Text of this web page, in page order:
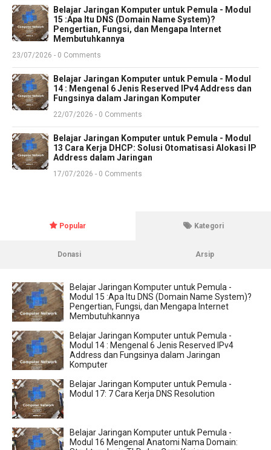
Belajar Jaringan Komputer untuk Pemula - Modul
15 :Apa Itu DNS (Domain Name System)?
Pengertian, Fungsi, dan Mengapa Internet
Membutuhkannya
23/07/2026 - 0 Comments
Belajar Jaringan Komputer untuk Pemula - Modul
14 : Mengenal 6 Jenis Reserved IPv4 Address dan
Fungsinya dalam Jaringan Komputer
22/07/2026 - 0 Comments
Belajar Jaringan Komputer untuk Pemula - Modul
13 Cara Kerja DHCP: Solusi Otomatisasi Alokasi IP
Address dalam Jaringan
17/07/2026 - 0 Comments
Popular Kategori
Donasi Arsip
Belajar Jaringan Komputer untuk Pemula -
Modul 15 :Apa Itu DNS (Domain Name System)?
Pengertian, Fungsi, dan Mengapa Internet
Membutuhkannya
Belajar Jaringan Komputer untuk Pemula -
Modul 14 : Mengenal 6 Jenis Reserved IPv4
Address dan Fungsinya dalam Jaringan
Komputer
Belajar Jaringan Komputer untuk Pemula -
Modul 17: 7 Cara Kerja DNS Resolution
Belajar Jaringan Komputer untuk Pemula -
Modul 16 Mengenal Anatomi Nama Domain: